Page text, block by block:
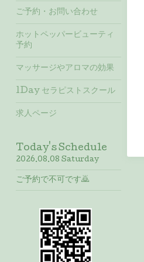
ご予約・お問い合わせ
ホットペッパービューティ
予約
マッサージやアロマの効果
1Day セラピストスクール
求人ページ
Today's Schedule
2026.08.08 Saturday
ご予約で不可です🙇